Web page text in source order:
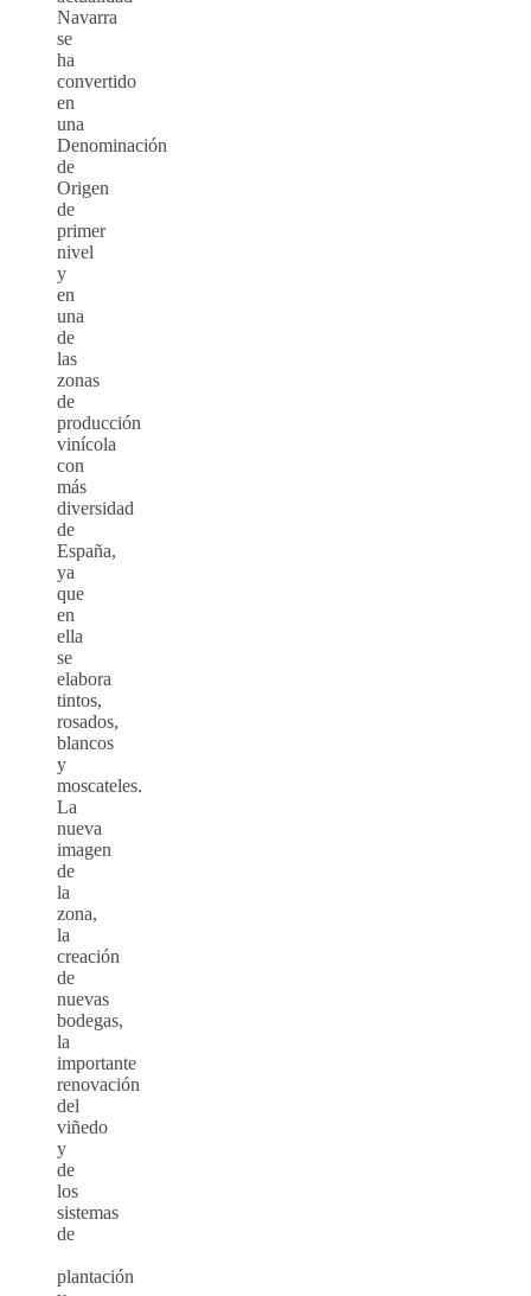
Navarra
se
ha
convertido
en
una
Denominación
de
Origen
de
primer
nivel
y
en
una
de
las
zonas
de
producción
vinícola
con
más
diversidad
de
España,
ya
que
en
ella
se
elabora
tintos,
rosados,
blancos
y
moscateles.
La
nueva
imagen
de
la
zona,
la
creación
de
nuevas
bodegas,
la
importante
renovación
del
viñedo
y
de
los
sistemas
de
plantación